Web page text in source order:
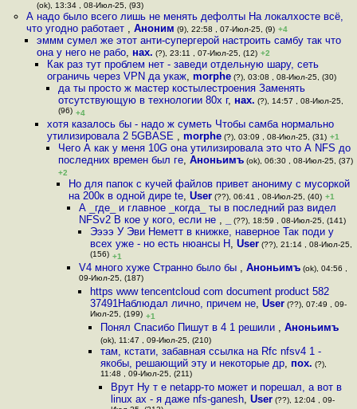
(ok), 13:34 , 08-Июл-25, (93)
А надо было всего лишь не менять дефолты На локалхосте всё,
что угодно работает , Аноним (9), 22:58 , 07-Июл-25, (9) +4
эммм сумел же этот анти-супергерой настроить самбу так что
она у него не рабо, нах. (?), 23:11 , 07-Июл-25, (12) +2
Как раз тут проблем нет - заведи отдельную шару, сеть
ограничь через VPN да укаж,morphe (?), 03:08 , 08-Июл-25, (30)
да ты просто ж мастер костылестроения Заменять
отсутствующую в технологии 80х г, нах. (?), 14:57 , 08-Июл-25,
(96) +4
хотя казалось бы - надо ж суметь Чтобы самба нормально
утилизировала 2 5GBASE ,morphe (?), 03:09 , 08-Июл-25, (31) +1
Чего А как у меня 10G она утилизировала это что А NFS до
последних времен был ге, Аноньимъ(ok), 06:30 , 08-Июл-25, (37)
+2
Но для папок с кучей файлов привет анониму с мусоркой
на 200к в одной дире te, User(??), 06:41 , 08-Июл-25, (40) +1
А _где_ и главное _когда_ ты в последний раз видел
NFSv2 В кое у кого, если не , (??), 18:59 , 08-Июл-25, (141)
Ээээ У Эви Неметт в книжке, наверное Так поди у
всех уже - но есть нюансы Н, User(??), 21:14 , 08-Июл-25,
(156) +1
V4 много хуже Странно было бы ,Аноньимъ (ok), 04:56 ,
09-Июл-25, (187)
https www tencentcloud com document product 582
37491Наблюдал лично, причем не, User(??), 07:49 , 09-
Июл-25, (199) +1
Понял Спасибо Пишут в 4 1 решили , Аноньимъ
(ok), 11:47 , 09-Июл-25, (210)
там, кстати, забавная ссылка на Rfc nfsv4 1 -
якобы, решающий эту и некоторые др, пох. (?),
11:48 , 09-Июл-25, (211)
Врут Ну т е netapp-то может и порешал, а вот в
linux ах - я даже nfs-ganesh,User (??), 12:04 , 09-